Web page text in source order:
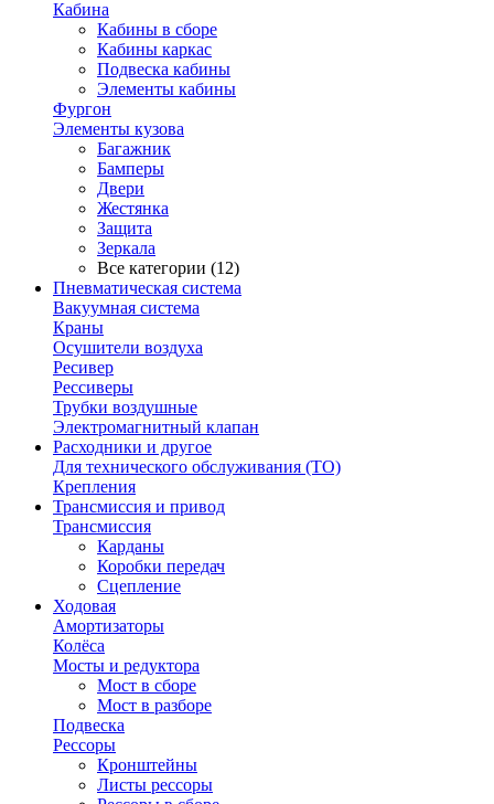
Кабина
Кабины в сборе
Кабины каркас
Подвеска кабины
Элементы кабины
Фургон
Элементы кузова
Багажник
Бамперы
Двери
Жестянка
Защита
Зеркала
Все категории (12)
Пневматическая система
Вакуумная система
Краны
Осушители воздуха
Ресивер
Рессиверы
Трубки воздушные
Электромагнитный клапан
Расходники и другое
Для технического обслуживания (ТО)
Крепления
Трансмиссия и привод
Трансмиссия
Карданы
Коробки передач
Сцепление
Ходовая
Амортизаторы
Колёса
Мосты и редуктора
Мост в сборе
Мост в разборе
Подвеска
Рессоры
Кронштейны
Листы рессоры